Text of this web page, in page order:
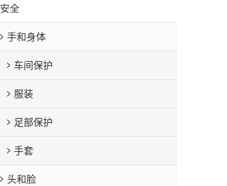
安全
手和身体
车间保护
服装
足部保护
手套
头和脸